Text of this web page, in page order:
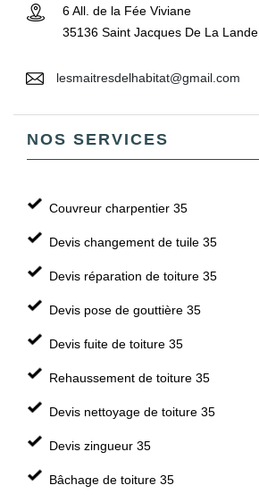
6 All. de la Fée Viviane
35136 Saint Jacques De La Lande
lesmaitresdelhabitat@gmail.com
NOS SERVICES
Couvreur charpentier 35
Devis changement de tuile 35
Devis réparation de toiture 35
Devis pose de gouttière 35
Devis fuite de toiture 35
Rehaussement de toiture 35
Devis nettoyage de toiture 35
Devis zingueur 35
Bâchage de toiture 35